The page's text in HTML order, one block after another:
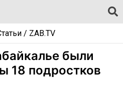
/ ZAB.TV
были
18 подростков